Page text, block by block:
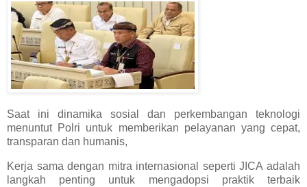
Saat ini dinamika sosial dan perkembangan teknologi
menuntut Polri untuk memberikan pelayanan yang cepat,
transparan dan humanis,
Kerja sama dengan mitra internasional seperti JICA adalah
langkah penting untuk mengadopsi praktik terbaik